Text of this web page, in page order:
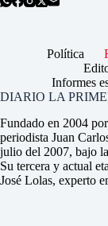
Política
Informes
DIARIO LA
Fundado en 2004
periodista Juan
julio del 2007, bajo
Su tercera y actual
José Lolas, experto